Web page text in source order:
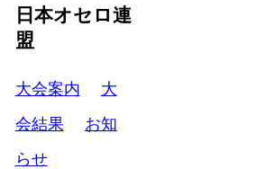
日本オセロ連
盟
大会案内
大
会結果
お知
らせ